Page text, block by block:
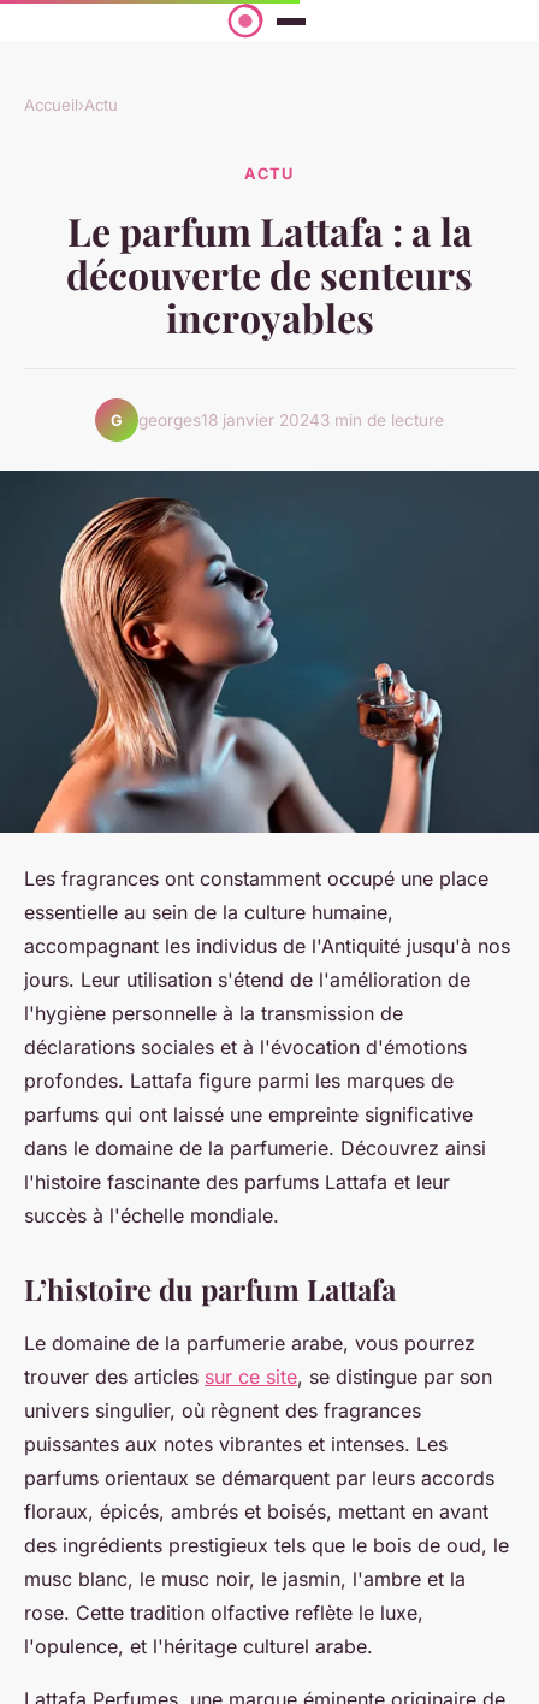
Accueil›Actu
ACTU
Le parfum Lattafa : a la
découverte de senteurs
incroyables
G georges18 janvier 20243 min de lecture
Les fragrances ont constamment occupé une place
essentielle au sein de la culture humaine,
accompagnant les individus de l'Antiquité jusqu'à nos
jours. Leur utilisation s'étend de l'amélioration de
l'hygiène personnelle à la transmission de
déclarations sociales et à l'évocation d'émotions
profondes. Lattafa figure parmi les marques de
parfums qui ont laissé une empreinte significative
dans le domaine de la parfumerie. Découvrez ainsi
l'histoire fascinante des parfums Lattafa et leur
succès à l'échelle mondiale.
L’histoire du parfum Lattafa
Le domaine de la parfumerie arabe, vous pourrez
trouver des articles sur ce site, se distingue par son
univers singulier, où règnent des fragrances
puissantes aux notes vibrantes et intenses. Les
parfums orientaux se démarquent par leurs accords
floraux, épicés, ambrés et boisés, mettant en avant
des ingrédients prestigieux tels que le bois de oud, le
musc blanc, le musc noir, le jasmin, l'ambre et la
rose. Cette tradition olfactive reflète le luxe,
l'opulence, et l'héritage culturel arabe.
Lattafa Perfumes, une marque éminente originaire de